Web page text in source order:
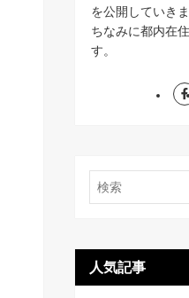
を公開していき
ちなみに都内在
す。
人気記事